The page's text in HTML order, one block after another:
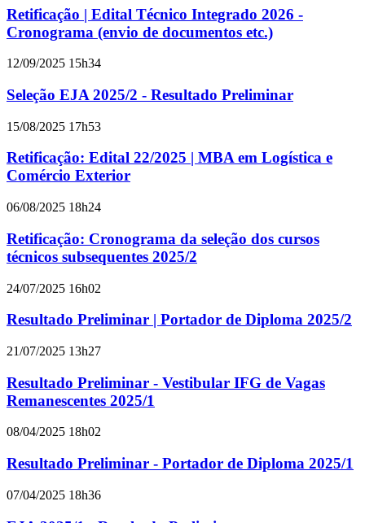
Retificação | Edital Técnico Integrado 2026 -
Cronograma (envio de documentos etc.)
12/09/2025 15h34
Seleção EJA 2025/2 - Resultado Preliminar
15/08/2025 17h53
Retificação: Edital 22/2025 | MBA em Logística e
Comércio Exterior
06/08/2025 18h24
Retificação: Cronograma da seleção dos cursos
técnicos subsequentes 2025/2
24/07/2025 16h02
Resultado Preliminar | Portador de Diploma 2025/2
21/07/2025 13h27
Resultado Preliminar - Vestibular IFG de Vagas
Remanescentes 2025/1
08/04/2025 18h02
Resultado Preliminar - Portador de Diploma 2025/1
07/04/2025 18h36